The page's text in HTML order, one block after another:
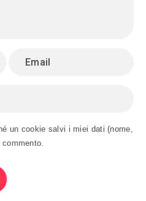
un cookie salvi i miei dati (nome,